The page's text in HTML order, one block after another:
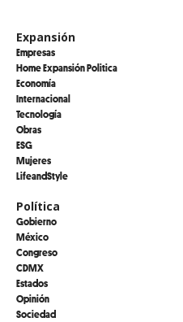
Expansión
Empresas
Home Expansión Politica
Economía
Internacional
Tecnología
Obras
ESG
Mujeres
LifeandStyle
Política
Gobierno
México
Congreso
CDMX
Estados
Opinión
Sociedad